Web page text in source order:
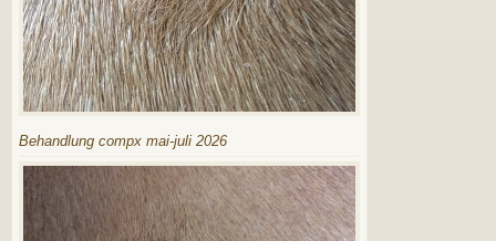
Behandlung compx mai-juli 2026